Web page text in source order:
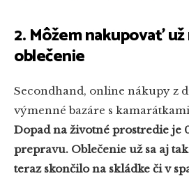
2. Môžem nakupovať
oblečenie
Secondhand, online nákupy z
výmenné bazáre s
Dopad na životné prostredie je
prepravu. Oblečenie už sa aj
teraz skončilo na skládke či v